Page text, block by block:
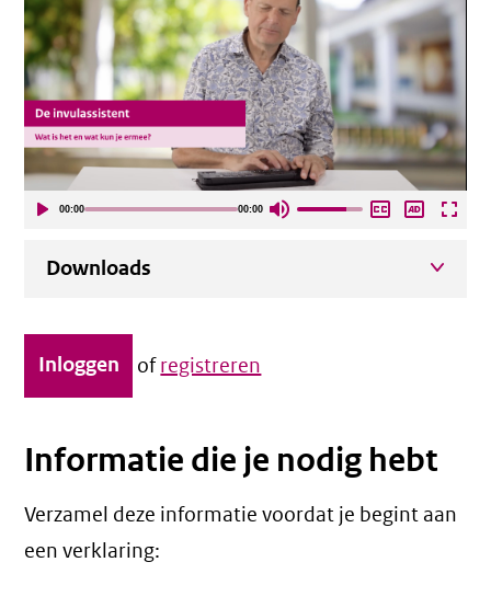
00:00 00:00
Downloads
Inloggen ofregistreren
Informatie die je nodig hebt
Verzamel deze informatie voordat je begint aan
een verklaring: